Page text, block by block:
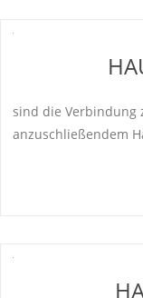
sind die Verbindung
anzuschließendem